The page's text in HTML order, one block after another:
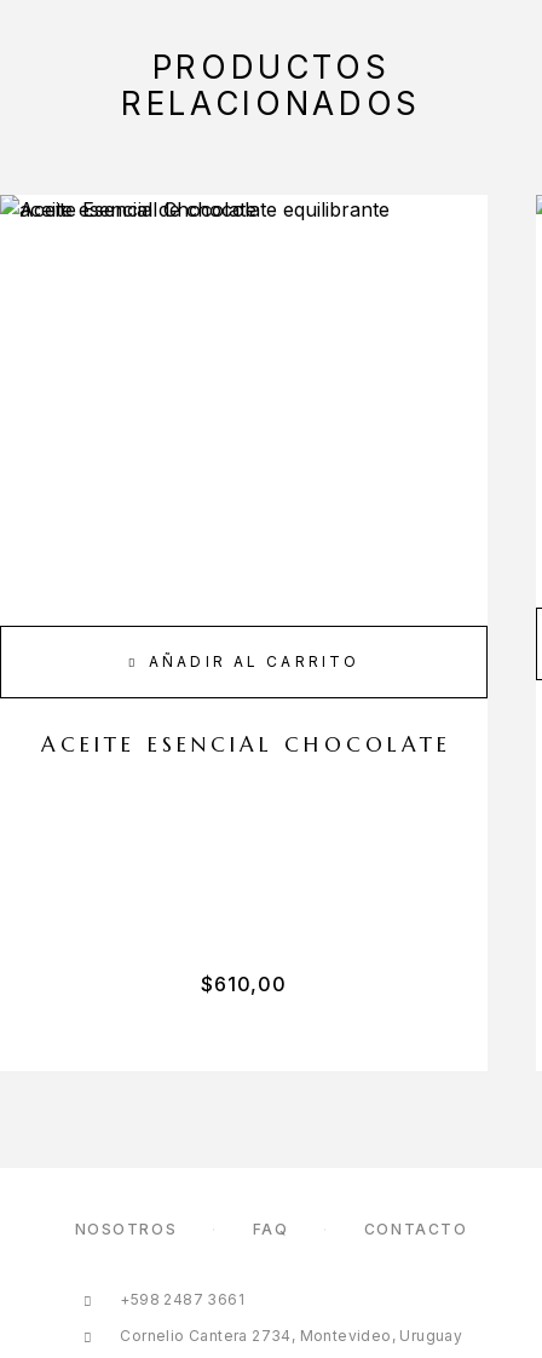
PRODUCTOS
RELACIONADOS
AÑADIR AL CARRITO
ACEITE ESENCIAL CHOCOLATE
$610,00
NOSOTROS FAQ CONTACTO
+598 2487 3661
Cornelio Cantera 2734, Montevideo, Uruguay